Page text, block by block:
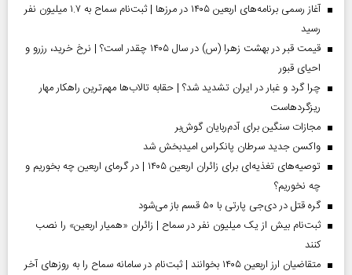
آغاز رسمی برنامه‌های اربعین ۱۴۰۵ در مرز‌ها | ثبت‌نام سماح به ۱.۷ میلیون نفر
رسید
قیمت قبر در بهشت زهرا (س) در سال ۱۴۰۵ چقدر است؟ | نرخ خرید، رزرو و
احیای قبور
چرا گرد و غبار در ایران تشدید شد؟ | حقابه تالاب‌ها مهم‌ترین راهکار مهار
ریزگردهاست
مجازات سنگین برای آدم‌ربایان گوش‌بر
واکسن جدید سرطان پانکراس امیدبخش شد
توصیه‌های تغذیه‌ای برای زائران اربعین ۱۴۰۵ | در گرمای اربعین چه بخوریم و
چه نخوریم؟
گره قتل در دی‌جی پارتی با ۵۰ قسم باز می‌شود
ثبت‌نام بیش از یک میلیون نفر در سماح | زائران «همیار اربعین» را نصب
کنند
متقاضیان ارز اربعین ۱۴۰۵ بخوانند | ثبت‌نام در سامانه سماح را به روز‌های آخر